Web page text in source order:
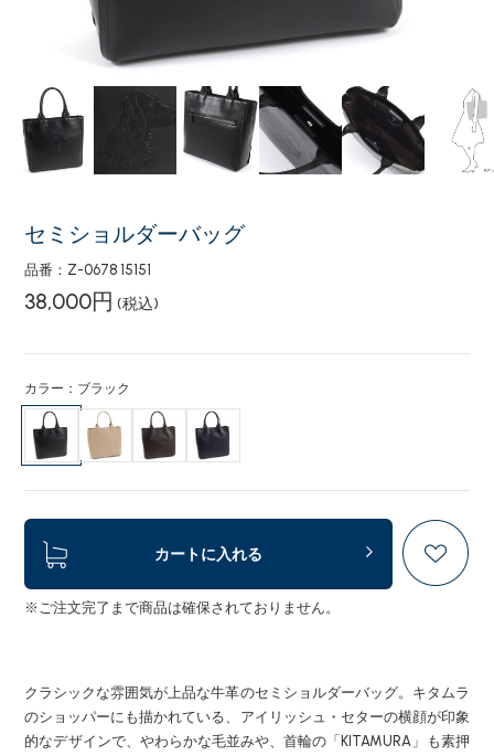
セミショルダーバッグ
品番：Z-0678 15151
38,000円 (税込)
カラー：ブラック
カートに入れる
※ご注文完了まで商品は確保されておりません。
クラシックな雰囲気が上品な牛革のセミショルダーバッグ。キタムラ
のショッパーにも描かれている、アイリッシュ・セターの横顔が印象
的なデザインで、やわらかな毛並みや、首輪の「KITAMURA」も素押